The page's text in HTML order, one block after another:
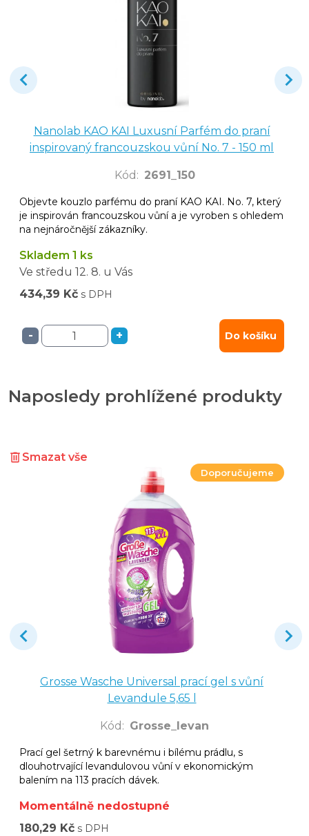
Nanolab KAO KAI Luxusní Parfém do praní
inspirovaný francouzskou vůní No. 7 - 150 ml
Kód : 2691_150
Objevte kouzlo parfému do praní KAO KAI. No. 7, který
je inspirován francouzskou vůní a je vyroben s ohledem
na nejnáročnější zákazníky.
Skladem 1 ks
Ve středu 12. 8. u Vás
434,39 Kč s DPH
- + Do košíku
Naposledy prohlížené produkty
Smazat vše
Doporučujeme
Grosse Wasche Universal prací gel s vůní
Levandule 5,65 l
Kód : Grosse_levan
Prací gel šetrný k barevnému i bílému prádlu, s
dlouhotrvající levandulovou vůní v ekonomickým
balením na 113 pracích dávek.
Momentálně nedostupné
180,29 Kč s DPH